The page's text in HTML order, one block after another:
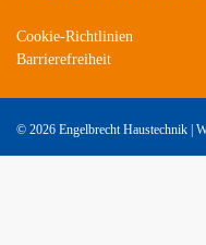
Cookie-Richtlinien
Barrierefreiheit
© 2026 Engelbrecht Haustechnik |